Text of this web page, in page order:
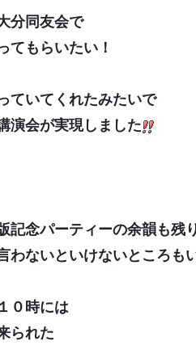
分同友会で
てもらいたい！
ていてくれたみたいで
演会が実現しました
記念パーティーの余韻も残
わないといけないところも
０時には
られた